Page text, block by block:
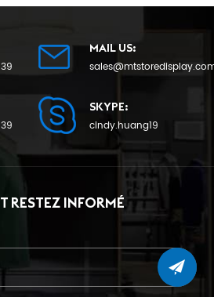
MAIL US:
SKYPE:
cindy.huang19
RESTEZ INFORMÉ